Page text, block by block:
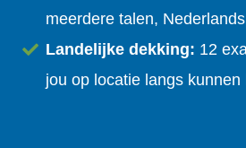
meerdere talen,
Landelijke dekking: 12
jou op locatie langs